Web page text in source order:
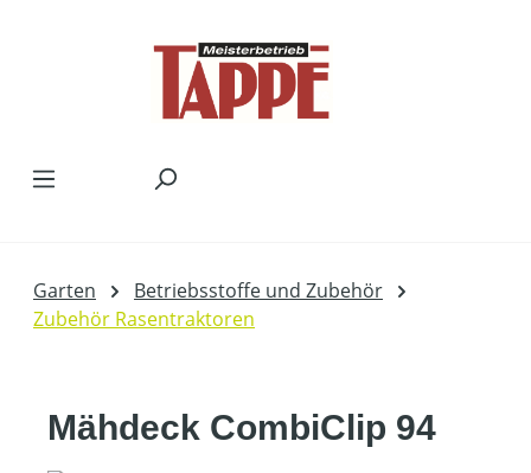
Garten
Betriebsstoffe und Zubehör
Zubehör Rasentraktoren
Mähdeck CombiClip 94